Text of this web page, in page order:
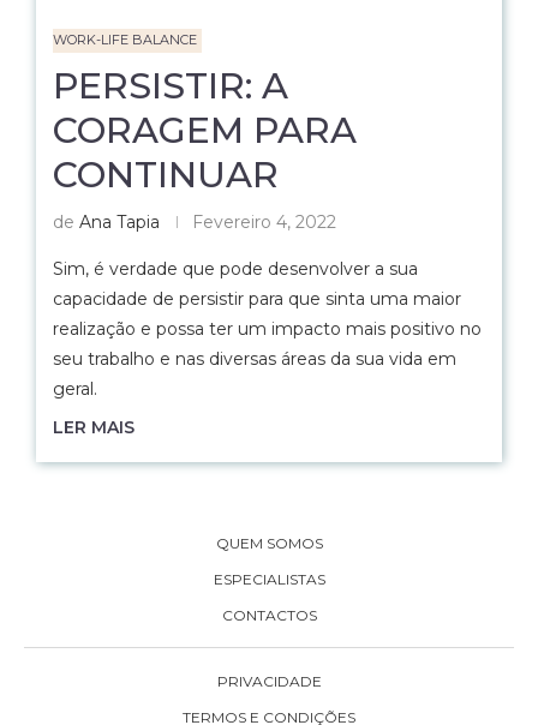
WORK-LIFE BALANCE
PERSISTIR: A
CORAGEM PARA
CONTINUAR
de Ana Tapia Fevereiro 4, 2022
Sim, é verdade que pode desenvolver a sua
capacidade de persistir para que sinta uma maior
realização e possa ter um impacto mais positivo no
seu trabalho e nas diversas áreas da sua vida em
geral.
LER MAIS
QUEM SOMOS
ESPECIALISTAS
CONTACTOS
PRIVACIDADE
TERMOS E CONDIÇÕES